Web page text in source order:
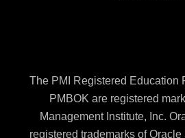
The PMI Registered Education
PMBOK are registered
Management Institute, Inc.
registered trademarks of